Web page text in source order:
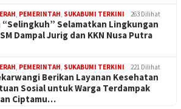
, PEMERINTAH, SUKABUMI TERKINI 263 Dilihat
“Selingkuh” Selamatkan Lingkungan
Dampal Jurig dan KKN Nusa Putra
, PEMERINTAH, SUKABUMI TERKINI 221 Dilihat
Berikan Layanan Kesehatan
Sosial untuk Warga Terdampak
Ciptamu…